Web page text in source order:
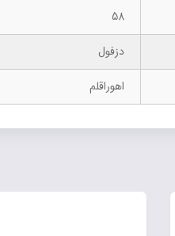
58
دزفول
اهوراقلم